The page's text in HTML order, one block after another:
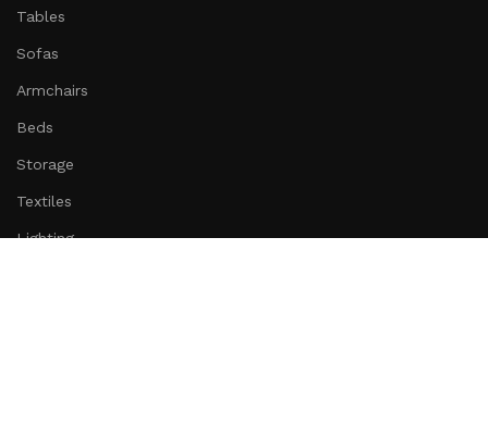
Tables
Sofas
Armchairs
Beds
Storage
Textiles
Lighting